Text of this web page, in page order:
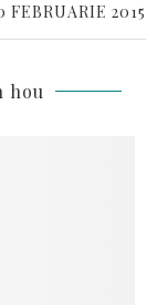
FEBRUARIE 2015
hou